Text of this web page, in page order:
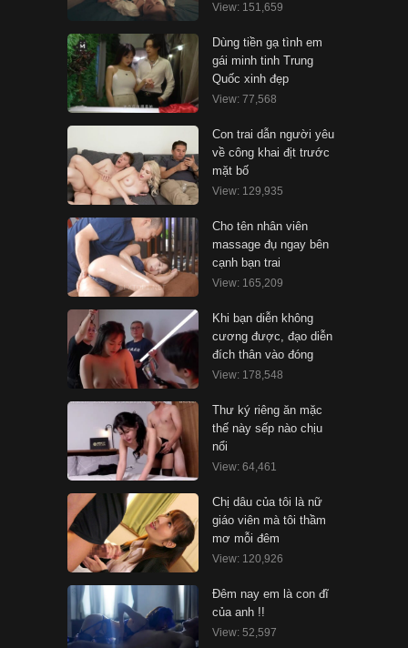
View: 151,659
Dùng tiền gạ tình em
gái minh tinh Trung
Quốc xinh đẹp
View: 77,568
Con trai dẫn người yêu
về công khai địt trước
mặt bố
View: 129,935
Cho tên nhân viên
massage đụ ngay bên
cạnh bạn trai
View: 165,209
Khi bạn diễn không
cương được, đạo diễn
đích thân vào đóng
View: 178,548
Thư ký riêng ăn mặc
thế này sếp nào chịu
nổi
View: 64,461
Chị dâu của tôi là nữ
giáo viên mà tôi thầm
mơ mỗi đêm
View: 120,926
Đêm nay em là con đĩ
của anh !!
View: 52,597